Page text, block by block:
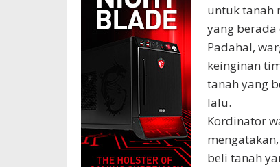
untuk tanah
yang berada
Padahal,
keinginan
tanah yang
lalu.
Kordinator
beli tanah